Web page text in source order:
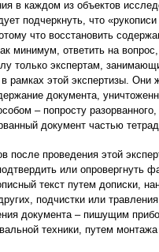
в каждом из объектов
подчеркнуть, что
что восстановить
минимум, ответить на
только экспертам,
рамках этой экспертизы. Они
документа,
– попросту разорванного,
документ частью
после проведения этой
или опровергнуть
текст путем дописки,
подчистки или
документа – пишущим
техники, путем монтажа